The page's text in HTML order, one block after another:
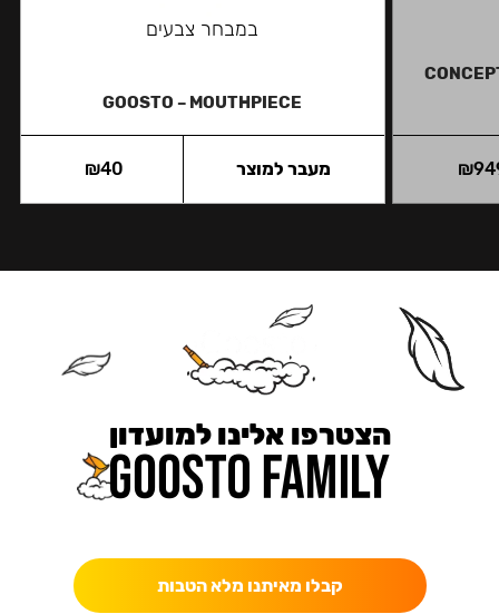
₪
במבחר צבעים
GOOSTO – MOUTHPIECE
₪40 מעבר למוצר
הצטרפו אלינו למועדון
קבלו מאיתנו מלא הטבות